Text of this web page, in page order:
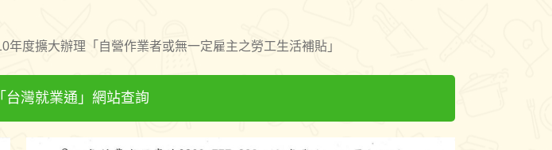
度擴大辦理「自營作業者或無一定雇主之勞工生活補貼」
台灣就業通」網站查詢